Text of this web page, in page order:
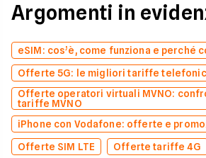
Argomenti in
eSIM: cos’è, come funziona e perché
Offerte 5G: le migliori tariffe
Offerte operatori virtuali MVNO:
tariffe MVNO
iPhone con Vodafone: offerte e
Offerte SIM LTE
Offerte tariffe 4G